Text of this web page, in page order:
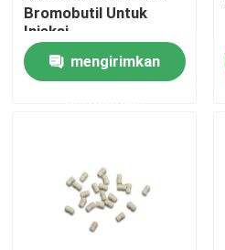
Hubungi kami
Quote request suatu
Sumbat Karet Medis
Bromobutil Untuk
Injeksi
mengirimkan